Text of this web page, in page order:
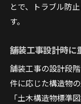
とで、トラブル防
す。
舗装工事設計時に
舗装工事の設計段
件に応じた構造物
「土木構造物標準